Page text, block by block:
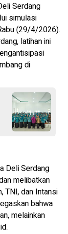
Serdang
simulasi
(29/4/2026).
latihan ini
di
Deli Serdang
melibatkan
TNI, dan Intansi
bahwa
melainkan